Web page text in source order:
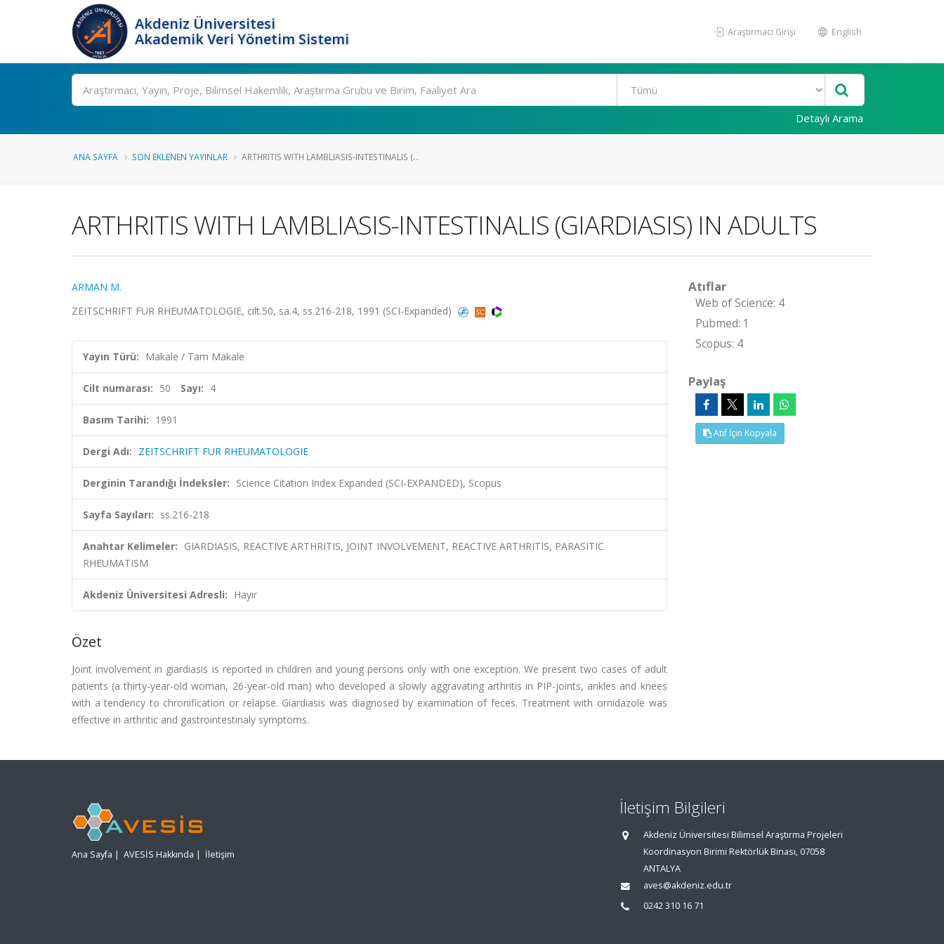
Akdeniz Üniversitesi
Akademik Veri Yönetim Sistemi
Araştırmacı Girişi English
Ara
Detaylı Arama
ANA SAYFA SON EKLENEN YAYINLAR ARTHRITIS WITH LAMBLIASIS-INTESTINALIS (...
ARTHRITIS WITH LAMBLIASIS-INTESTINALIS (GIARDIASIS) IN ADULTS
ARMAN M.
ZEITSCHRIFT FUR RHEUMATOLOGIE, cilt.50, sa.4, ss.216-218, 1991 (SCI-Expanded)
Yayın Türü: Makale / Tam Makale
Cilt numarası: 50 Sayı: 4
Basım Tarihi: 1991
Dergi Adı: ZEITSCHRIFT FUR RHEUMATOLOGIE
Derginin Tarandığı İndeksler: Science Citation Index Expanded (SCI-EXPANDED), Scopus
Sayfa Sayıları: ss.216-218
Anahtar Kelimeler: GIARDIASIS, REACTIVE ARTHRITIS, JOINT INVOLVEMENT, REACTIVE ARTHRITIS, PARASITIC
RHEUMATISM
Akdeniz Üniversitesi Adresli: Hayır
Özet
Joint involvement in giardiasis is reported in children and young persons only with one exception. We present two cases of adult
patients (a thirty-year-old woman, 26-year-old man) who developed a slowly aggravating arthritis in PIP-joints, ankles and knees
with a tendency to chronification or relapse. Giardiasis was diagnosed by examination of feces. Treatment with ornidazole was
effective in arthritic and gastrointestinaly symptoms.
Atıflar
Web of Science: 4
Pubmed: 1
Scopus: 4
Paylaş
Atıf İçin Kopyala
Ana Sayfa | AVESİS Hakkında | İletişim
İletişim Bilgileri
Akdeniz Üniversitesi Bilimsel Araştırma Projeleri
Koordinasyon Birimi Rektörlük Binası, 07058
ANTALYA
aves@akdeniz.edu.tr
0242 310 16 71